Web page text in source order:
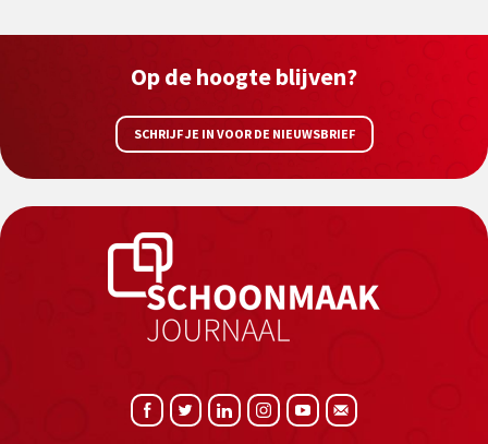
Op de hoogte blijven?
SCHRIJF JE IN VOOR DE NIEUWSBRIEF